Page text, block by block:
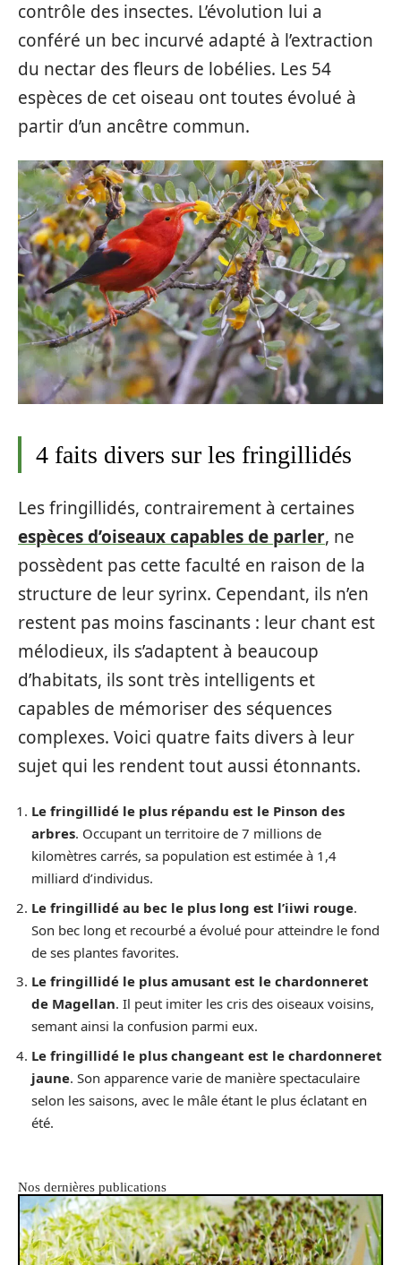
contrôle des insectes. L’évolution lui a
conféré un bec incurvé adapté à l’extraction
du nectar des fleurs de lobélies. Les 54
espèces de cet oiseau ont toutes évolué à
partir d’un ancêtre commun.
4 faits divers sur les fringillidés
Les fringillidés, contrairement à certaines
espèces d’oiseaux capables de parler, ne
possèdent pas cette faculté en raison de la
structure de leur syrinx. Cependant, ils n’en
restent pas moins fascinants : leur chant est
mélodieux, ils s’adaptent à beaucoup
d’habitats, ils sont très intelligents et
capables de mémoriser des séquences
complexes. Voici quatre faits divers à leur
sujet qui les rendent tout aussi étonnants.
Le fringillidé le plus répandu est le Pinson des
arbres. Occupant un territoire de 7 millions de
kilomètres carrés, sa population est estimée à 1,4
milliard d’individus.
Le fringillidé au bec le plus long est l’iiwi rouge.
Son bec long et recourbé a évolué pour atteindre le fond
de ses plantes favorites.
Le fringillidé le plus amusant est le chardonneret
de Magellan. Il peut imiter les cris des oiseaux voisins,
semant ainsi la confusion parmi eux.
Le fringillidé le plus changeant est le chardonneret
jaune. Son apparence varie de manière spectaculaire
selon les saisons, avec le mâle étant le plus éclatant en
été.
Nos dernières publications